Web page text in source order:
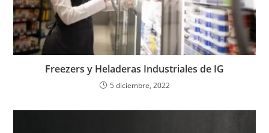
Freezers y Heladeras Industriales de IG
5 diciembre, 2022